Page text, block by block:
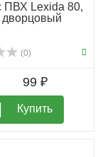
ПВХ Lexida 80,
(0)
99 ₽
Купить